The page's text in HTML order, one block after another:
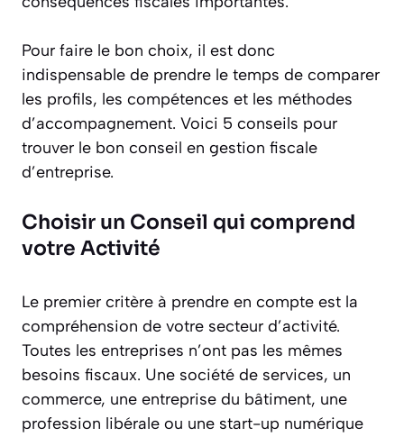
Pour faire le bon choix, il est donc
indispensable de prendre le temps de comparer
les profils, les compétences et les méthodes
d’accompagnement. Voici 5 conseils pour
trouver le bon conseil en gestion fiscale
d’entreprise.
Choisir un Conseil qui comprend
votre Activité
Le premier critère à prendre en compte est la
compréhension de votre secteur d’activité.
Toutes les entreprises n’ont pas les mêmes
besoins fiscaux. Une société de services, un
commerce, une entreprise du bâtiment, une
profession libérale ou une start-up numérique